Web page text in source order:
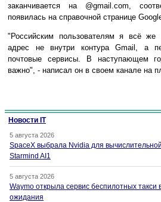
заканчивается на @gmail.com,
появилась на справочной странице
"Российским пользователям я всё же
адрес не внутри контура Gmail, а
почтовые сервисы. В наступающем
важно", - написал он в своем канале на
Новости IT
5 августа 2026
SpaceX выбрала Nvidia для
Starmind AI1
5 августа 2026
Waymo открыла сервис беспилотных такси
ожидания